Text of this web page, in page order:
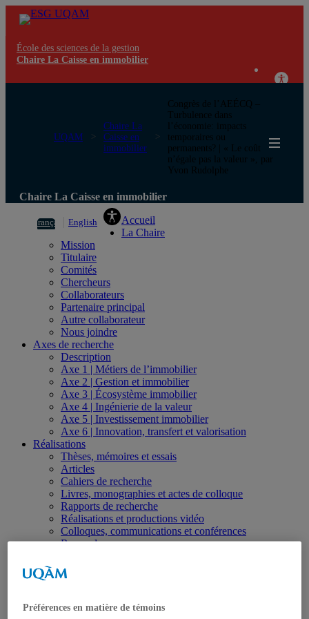
École des sciences de la gestion
Chaire La Caisse en immobilier
UQAM
Chaire La
Caisse en
immobilier
Congrès de l’AEÉCQ –
Turbulence dans
l’économie: impacts
temporaires ou
permanents? | « Le coût
n’égale pas la valeur », par
Yvon Rudolphe
Chaire La Caisse en immobilier
Français English
Accueil
La Chaire
Mission
Titulaire
Comités
Chercheurs
Collaborateurs
Partenaire principal
Autre collaborateur
Nous joindre
Axes de recherche
Description
Axe 1 | Métiers de l’immobilier
Axe 2 | Gestion et immobilier
Axe 3 | Écosystème immobilier
Axe 4 | Ingénierie de la valeur
Axe 5 | Investissement immobilier
Axe 6 | Innovation, transfert et valorisation
Réalisations
Thèses, mémoires et essais
Articles
Cahiers de recherche
Livres, monographies et actes de colloque
Rapports de recherche
Réalisations et productions vidéo
Colloques, communications et conférences
Revue de presse
Formation
Séminaires spécialisés et formations sur mesure
Études de 1er cycle
Préférences en matière de témoins